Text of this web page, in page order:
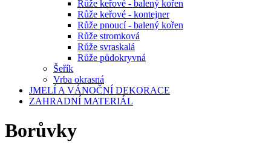
Růže keřové - balený kořen
Růže keřové - kontejner
Růže pnoucí - balený kořen
Růže stromková
Růže svraskalá
Růže půdokryvná
Šeřík
Vrba okrasná
JMELÍ A VÁNOČNÍ DEKORACE
ZAHRADNÍ MATERIÁL
Borůvky